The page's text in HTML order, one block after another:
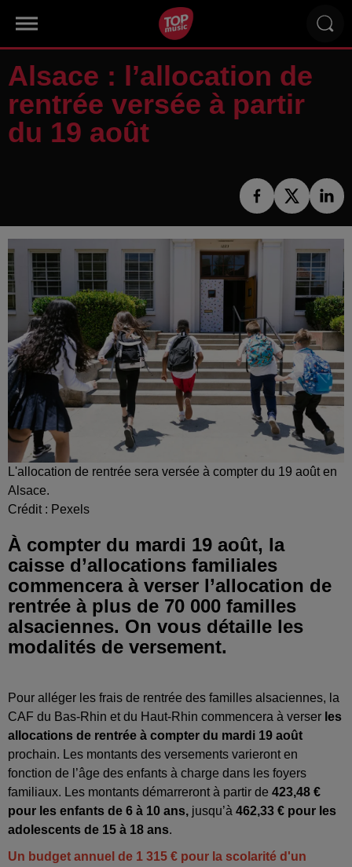
Alsace : l’allocation de
rentrée versée à partir
du 19 août
L'allocation de rentrée sera versée à compter du 19 août en
Alsace.
Crédit : Pexels
À compter du mardi 19 août, la
caisse d’allocations familiales
commencera à verser l’allocation de
rentrée à plus de 70 000 familles
alsaciennes. On vous détaille les
modalités de versement.
Pour alléger les frais de rentrée des familles alsaciennes, la
CAF du Bas-Rhin et du Haut-Rhin commencera à verser les
allocations de rentrée à compter du mardi 19 août
prochain. Les montants des versements varieront en
fonction de l’âge des enfants à charge dans les foyers
familiaux. Les montants démarreront à partir de 423,48 €
pour les enfants de 6 à 10 ans, jusqu’à 462,33 € pour les
adolescents de 15 à 18 ans.
Un budget annuel de 1 315 € pour la scolarité d'un